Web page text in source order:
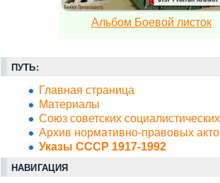
Альбом Боевой листок
ПУТЬ:
Главная страница
Материалы
Союз советских
Архив нормативно-правовых
Указы СССР 1917-1992
НАВИГАЦИЯ